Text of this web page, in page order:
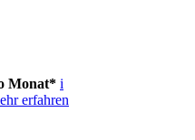
Monat* i
erfahren